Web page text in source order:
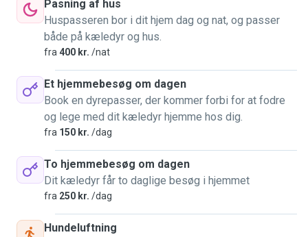
Pasning af hus
Huspasseren bor i dit hjem dag og nat, og passer
både på kæledyr og hus.
fra 400 kr. /nat
Et hjemmebesøg om dagen
Book en dyrepasser, der kommer forbi for at fodre
og lege med dit kæledyr hjemme hos dig.
fra 150 kr. /dag
To hjemmebesøg om dagen
Dit kæledyr får to daglige besøg i hjemmet
fra 250 kr. /dag
Hundeluftning